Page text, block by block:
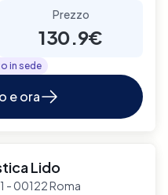
Prezzo
130.9€
in sede
e ora
Lido
- 00122 Roma